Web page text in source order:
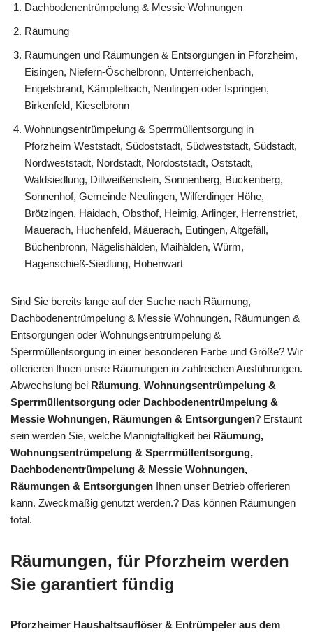
Dachbodenentrümpelung & Messie Wohnungen
Räumung
Räumungen und Räumungen & Entsorgungen in Pforzheim,
Eisingen, Niefern-Öschelbronn, Unterreichenbach,
Engelsbrand, Kämpfelbach, Neulingen oder Ispringen,
Birkenfeld, Kieselbronn
Wohnungsentrümpelung & Sperrmüllentsorgung in
Pforzheim Weststadt, Südoststadt, Südweststadt, Südstadt,
Nordweststadt, Nordstadt, Nordoststadt, Oststadt,
Waldsiedlung, Dillweißenstein, Sonnenberg, Buckenberg,
Sonnenhof, Gemeinde Neulingen, Wilferdinger Höhe,
Brötzingen, Haidach, Obsthof, Heimig, Arlinger, Herrenstriet,
Mauerach, Huchenfeld, Mäuerach, Eutingen, Altgefäll,
Büchenbronn, Nägelishälden, Maihälden, Würm,
Hagenschieß-Siedlung, Hohenwart
Sind Sie bereits lange auf der Suche nach Räumung,
Dachbodenentrümpelung & Messie Wohnungen, Räumungen &
Entsorgungen oder Wohnungsentrümpelung &
Sperrmüllentsorgung in einer besonderen Farbe und Größe? Wir
offerieren Ihnen unsre Räumungen in zahlreichen Ausführungen.
Abwechslung bei Räumung, Wohnungsentrümpelung &
Sperrmüllentsorgung oder Dachbodenentrümpelung &
Messie Wohnungen, Räumungen & Entsorgungen? Erstaunt
sein werden Sie, welche Mannigfaltigkeit bei Räumung,
Wohnungsentrümpelung & Sperrmüllentsorgung,
Dachbodenentrümpelung & Messie Wohnungen,
Räumungen & Entsorgungen Ihnen unser Betrieb offerieren
kann. Zweckmäßig genutzt werden.? Das können Räumungen
total.
Räumungen, für Pforzheim werden
Sie garantiert fündig
Pforzheimer Haushaltsauflöser & Entrümpeler aus dem